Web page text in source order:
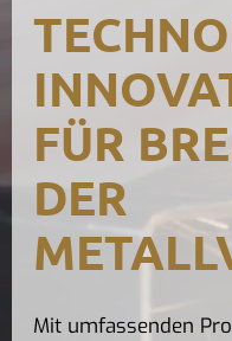
FÜR
DER
Mit umfassenden